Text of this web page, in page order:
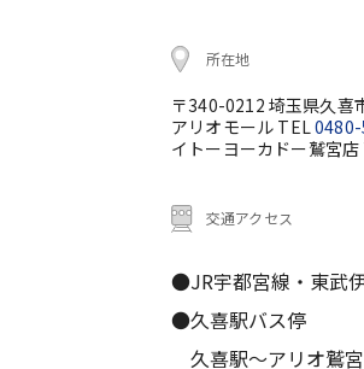
所在地
〒340-0212 埼玉県久喜
アリオモール TEL
イトーヨーカドー鷲宮
交通アクセス
●JR宇都宮線・東武
●久喜駅バス停
久喜駅～アリオ鷲